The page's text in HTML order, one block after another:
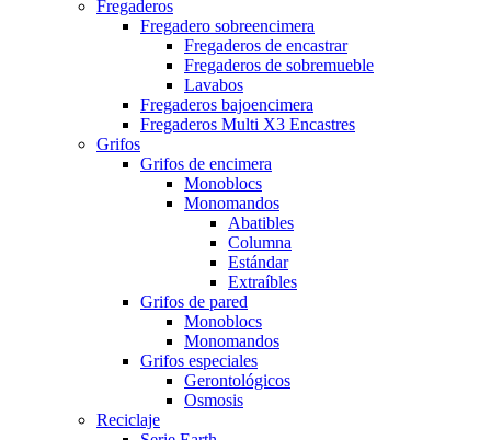
Fregaderos
Fregadero sobreencimera
Fregaderos de encastrar
Fregaderos de sobremueble
Lavabos
Fregaderos bajoencimera
Fregaderos Multi X3 Encastres
Grifos
Grifos de encimera
Monoblocs
Monomandos
Abatibles
Columna
Estándar
Extraíbles
Grifos de pared
Monoblocs
Monomandos
Grifos especiales
Gerontológicos
Osmosis
Reciclaje